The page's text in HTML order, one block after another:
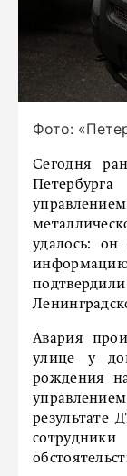
Фото:
Сегодня
удалось: он
Авария
улице у
рождения
результате